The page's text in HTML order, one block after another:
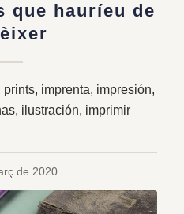
que hauríeu de
imprenta, impresión,
ilustración, imprimir
de 2020